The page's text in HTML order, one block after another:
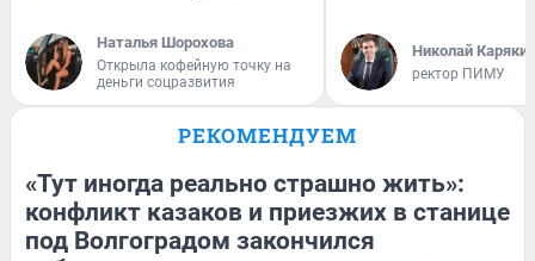
Наталья Шорохова
Открыла кофейную точку на
деньги соцразвития
Николай Карякин
ректор ПИМУ
РЕКОМЕНДУЕМ
«Тут иногда реально страшно жить»:
конфликт казаков и приезжих в станице
под Волгоградом закончился